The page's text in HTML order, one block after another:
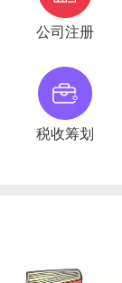
公司注册
税收筹划